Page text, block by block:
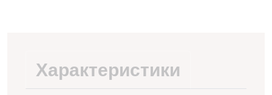
Характеристики